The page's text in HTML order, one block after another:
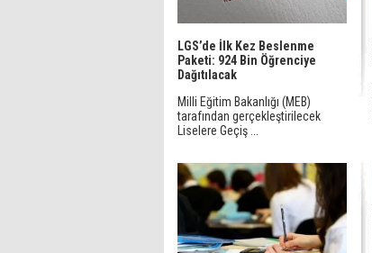
LGS’de İlk Kez Beslenme
Paketi: 924 Bin Öğrenciye
Dağıtılacak
Milli Eğitim Bakanlığı (MEB)
tarafından gerçekleştirilecek
Liselere Geçiş ...